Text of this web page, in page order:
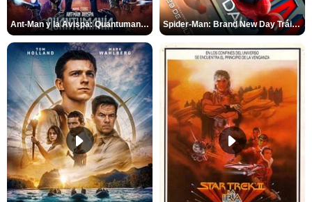
Ant-Man y la Avispa: Quantumanía Tráiler (2) Spider-Man: Brand New Day Tráiler (3)